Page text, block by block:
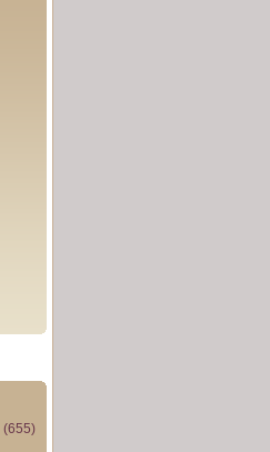
(655)